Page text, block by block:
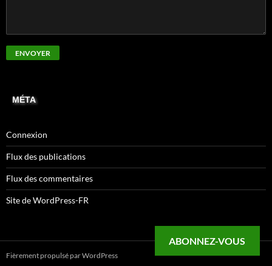
MÉTA
Connexion
Flux des publications
Flux des commentaires
Site de WordPress-FR
Fièrement propulsé par WordPress
ABONNEZ-VOUS